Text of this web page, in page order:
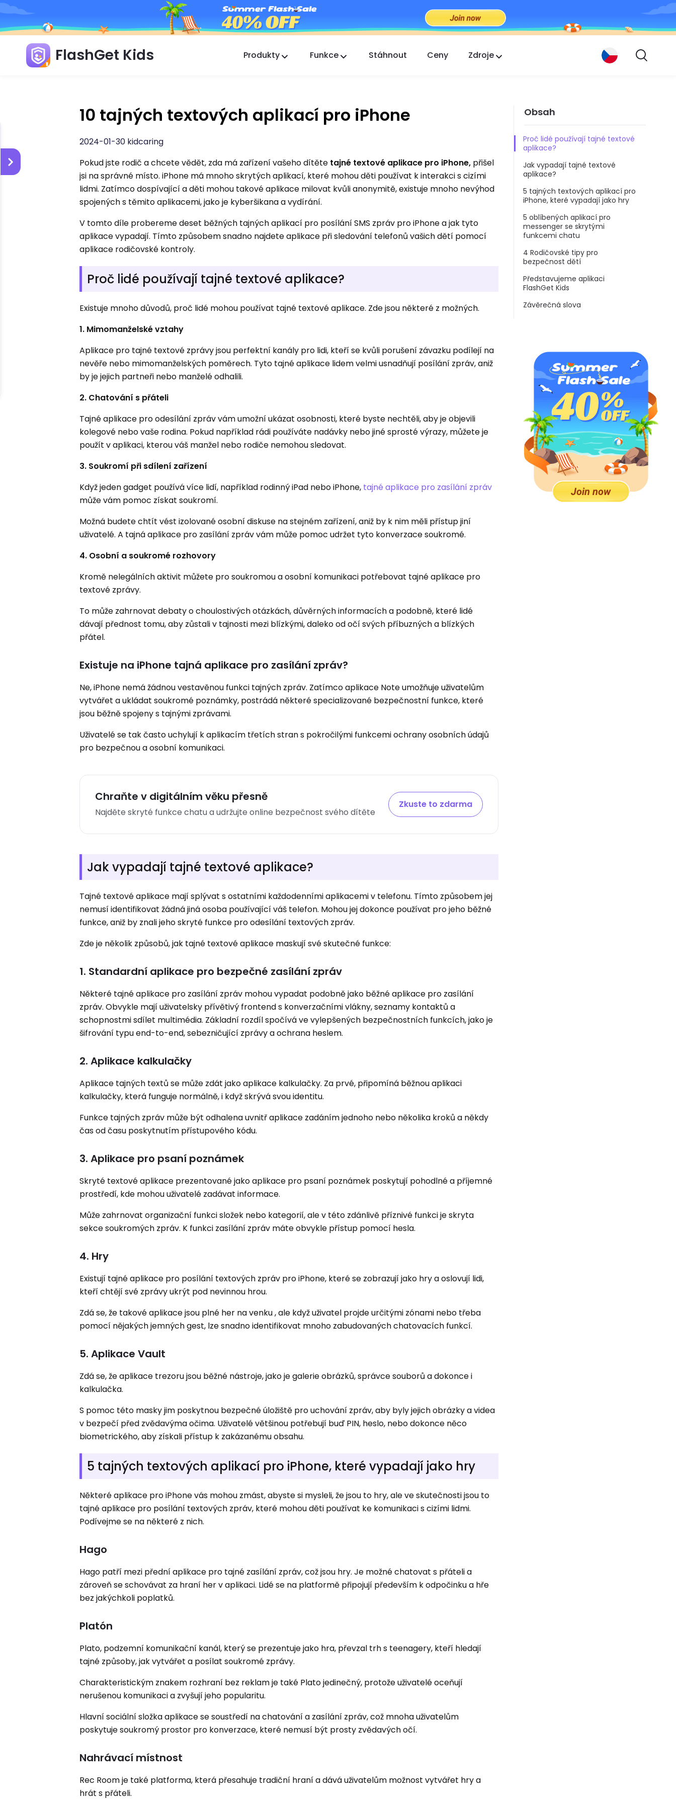
FlashGet Kids Produkty
FlashGet Finder
Funkce Stáhnout Ceny Zdroje
10 tajných textových aplikací pro iPhone
2024-01-30 kidcaring
Pokud jste rodič a chcete vědět, zda má zařízení vašeho dítěte tajné textové aplikace pro iPhone, přišel
jsi na správné místo. iPhone má mnoho skrytých aplikací, které mohou děti používat k interakci s cizími
lidmi. Zatímco dospívající a děti mohou takové aplikace milovat kvůli anonymitě, existuje mnoho nevýhod
spojených s těmito aplikacemi, jako je kyberšikana a vydírání.
V tomto díle probereme deset běžných tajných aplikací pro posílání SMS zpráv pro iPhone a jak tyto
aplikace vypadají. Tímto způsobem snadno najdete aplikace při sledování telefonů vašich dětí pomocí
aplikace rodičovské kontroly.
Proč lidé používají tajné textové aplikace?
Existuje mnoho důvodů, proč lidé mohou používat tajné textové aplikace. Zde jsou některé z možných.
1. Mimomanželské vztahy
Aplikace pro tajné textové zprávy jsou perfektní kanály pro lidi, kteří se kvůli porušení závazku podílejí na
nevěře nebo mimomanželských poměrech. Tyto tajné aplikace lidem velmi usnadňují posílání zpráv, aniž
by je jejich partneři nebo manželé odhalili.
2. Chatování s přáteli
Tajné aplikace pro odesílání zpráv vám umožní ukázat osobnosti, které byste nechtěli, aby je objevili
kolegové nebo vaše rodina. Pokud například rádi používáte nadávky nebo jiné sprosté výrazy, můžete je
použít v aplikaci, kterou váš manžel nebo rodiče nemohou sledovat.
3. Soukromí při sdílení zařízení
Když jeden gadget používá více lidí, například rodinný iPad nebo iPhone, tajné aplikace pro zasílání zpráv
může vám pomoc získat soukromí.
Možná budete chtít vést izolované osobní diskuse na stejném zařízení, aniž by k nim měli přístup jiní
uživatelé. A tajná aplikace pro zasílání zpráv vám může pomoc udržet tyto konverzace soukromé.
4. Osobní a soukromé rozhovory
Kromě nelegálních aktivit můžete pro soukromou a osobní komunikaci potřebovat tajné aplikace pro
textové zprávy.
To může zahrnovat debaty o choulostivých otázkách, důvěrných informacích a podobně, které lidé
dávají přednost tomu, aby zůstali v tajnosti mezi blízkými, daleko od očí svých příbuzných a blízkých
přátel.
Existuje na iPhone tajná aplikace pro zasílání zpráv?
Ne, iPhone nemá žádnou vestavěnou funkci tajných zpráv. Zatímco aplikace Note umožňuje uživatelům
vytvářet a ukládat soukromé poznámky, postrádá některé specializované bezpečnostní funkce, které
jsou běžně spojeny s tajnými zprávami.
Uživatelé se tak často uchylují k aplikacím třetích stran s pokročilými funkcemi ochrany osobních údajů
pro bezpečnou a osobní komunikaci.
Chraňte v digitálním věku přesně
Najděte skryté funkce chatu a udržujte online bezpečnost svého dítěte
Zkuste to zdarma
Jak vypadají tajné textové aplikace?
Tajné textové aplikace mají splývat s ostatními každodenními aplikacemi v telefonu. Tímto způsobem jej
nemusí identifikovat žádná jiná osoba používající váš telefon. Mohou jej dokonce používat pro jeho běžné
funkce, aniž by znali jeho skryté funkce pro odesílání textových zpráv.
Zde je několik způsobů, jak tajné textové aplikace maskují své skutečné funkce:
1. Standardní aplikace pro bezpečné zasílání zpráv
Některé tajné aplikace pro zasílání zpráv mohou vypadat podobně jako běžné aplikace pro zasílání
zpráv. Obvykle mají uživatelsky přívětivý frontend s konverzačními vlákny, seznamy kontaktů a
schopnostmi sdílet multimédia. Základní rozdíl spočívá ve vylepšených bezpečnostních funkcích, jako je
šifrování typu end-to-end, sebezničující zprávy a ochrana heslem.
2. Aplikace kalkulačky
Aplikace tajných textů se může zdát jako aplikace kalkulačky. Za prvé, připomíná běžnou aplikaci
kalkulačky, která funguje normálně, i když skrývá svou identitu.
Funkce tajných zpráv může být odhalena uvnitř aplikace zadáním jednoho nebo několika kroků a někdy
čas od času poskytnutím přístupového kódu.
3. Aplikace pro psaní poznámek
Skryté textové aplikace prezentované jako aplikace pro psaní poznámek poskytují pohodlné a příjemné
prostředí, kde mohou uživatelé zadávat informace.
Může zahrnovat organizační funkci složek nebo kategorií, ale v této zdánlivě příznivé funkci je skryta
sekce soukromých zpráv. K funkci zasílání zpráv máte obvykle přístup pomocí hesla.
4. Hry
Existují tajné aplikace pro posílání textových zpráv pro iPhone, které se zobrazují jako hry a oslovují lidi,
kteří chtějí své zprávy ukrýt pod nevinnou hrou.
Zdá se, že takové aplikace jsou plné her na venku , ale když uživatel projde určitými zónami nebo třeba
pomocí nějakých jemných gest, lze snadno identifikovat mnoho zabudovaných chatovacích funkcí.
5. Aplikace Vault
Zdá se, že aplikace trezoru jsou běžné nástroje, jako je galerie obrázků, správce souborů a dokonce i
kalkulačka.
S pomoc této masky jim poskytnou bezpečné úložiště pro uchování zpráv, aby byly jejich obrázky a videa
v bezpečí před zvědavýma očima. Uživatelé většinou potřebují buď PIN, heslo, nebo dokonce něco
biometrického, aby získali přístup k zakázanému obsahu.
5 tajných textových aplikací pro iPhone, které vypadají jako hry
Některé aplikace pro iPhone vás mohou zmást, abyste si mysleli, že jsou to hry, ale ve skutečnosti jsou to
tajné aplikace pro posílání textových zpráv, které mohou děti používat ke komunikaci s cizími lidmi.
Podívejme se na některé z nich.
Hago
Hago patří mezi přední aplikace pro tajné zasílání zpráv, což jsou hry. Je možné chatovat s přáteli a
zároveň se schovávat za hraní her v aplikaci. Lidé se na platformě připojují především k odpočinku a hře
bez jakýchkoli poplatků.
Platón
Plato, podzemní komunikační kanál, který se prezentuje jako hra, převzal trh s teenagery, kteří hledají
tajné způsoby, jak vytvářet a posílat soukromé zprávy.
Charakteristickým znakem rozhraní bez reklam je také Plato jedinečný, protože uživatelé oceňují
nerušenou komunikaci a zvyšují jeho popularitu.
Hlavní sociální složka aplikace se soustředí na chatování a zasílání zpráv, což mnoha uživatelům
poskytuje soukromý prostor pro konverzace, které nemusí být prosty zvědavých očí.
Nahrávací místnost
Rec Room je také platforma, která přesahuje tradiční hraní a dává uživatelům možnost vytvářet hry a
hrát s přáteli.
Obsah
Proč lidé používají tajné textové
aplikace?
Jak vypadají tajné textové
aplikace?
5 tajných textových aplikací pro
iPhone, které vypadají jako hry
5 oblíbených aplikací pro
messenger se skrytými
funkcemi chatu
4 Rodičovské tipy pro
bezpečnost dětí
Představujeme aplikaci
FlashGet Kids
Závěrečná slova